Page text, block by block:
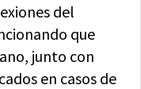
del
que
junto con
en casos de